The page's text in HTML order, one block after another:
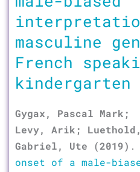
masculine
French
Gygax, Pascal Mark;
Levy, Arik;
Gabriel, Ute (2019) .
onset of a male-